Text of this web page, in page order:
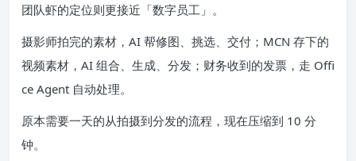
团队虾的定位则更接近「数字员工」。
摄影师拍完的素材，AI 帮修图、挑选、交付；MCN 存下的
视频素材，AI 组合、生成、分发；财务收到的发票，走 Offi
ce Agent 自动处理。
原本需要一天的从拍摄到分发的流程，现在压缩到 10 分
钟。